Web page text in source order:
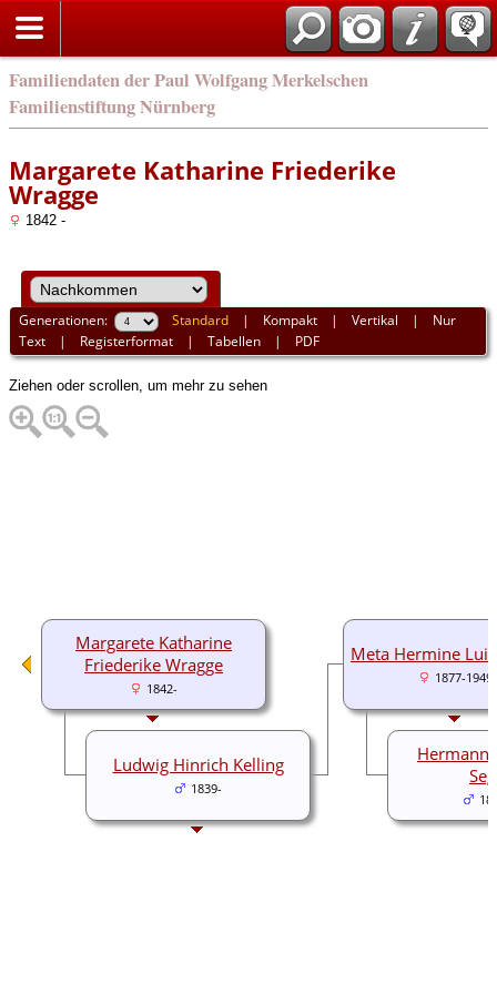
Familiendaten der Paul Wolfgang Merkelschen
Familienstiftung Nürnberg
Margarete Katharine Friederike
Wragge
1842 -
Generationen: Standard | Kompakt |Vertikal | Nur
Text | Registerformat |Tabellen | PDF
Ziehen oder scrollen, um mehr zu sehen
Meta Hermine
1877-1949
Hermann
Margarete Katharine
Friederike Wragge
1842-
Ludwig Hinrich Kelling
1839-